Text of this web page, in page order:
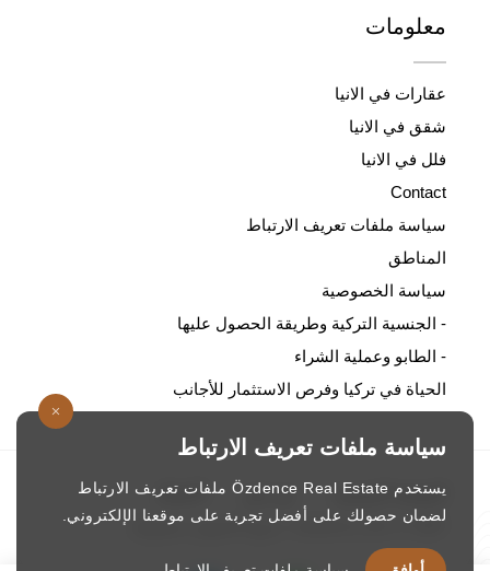
معلومات
عقارات في الانيا
شقق في الانيا
فلل في الانيا
Contact
سياسة ملفات تعريف الارتباط
المناطق
سياسة الخصوصية
- الجنسية التركية وطريقة الحصول عليها
- الطابو وعملية الشراء
الحياة في تركيا وفرص الاستثمار للأجانب
الصفحة الرئيسية / من نحن /
الاتصال
ozdence.com © 1987. جميع الحقوق محفوظة
سياسة ملفات تعريف الارتباط
يستخدم Özdence Real Estate ملفات تعريف الارتباط
لضمان حصولك على أفضل تجربة على موقعنا الإلكتروني.